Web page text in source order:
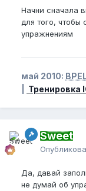
Начни сначала
для того, чтобы
упражнениям
май 2010:
Тренировка
Sweet
Да, давай
не думай об